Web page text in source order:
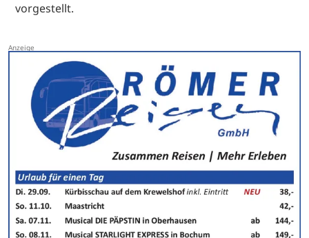
vorgestellt.